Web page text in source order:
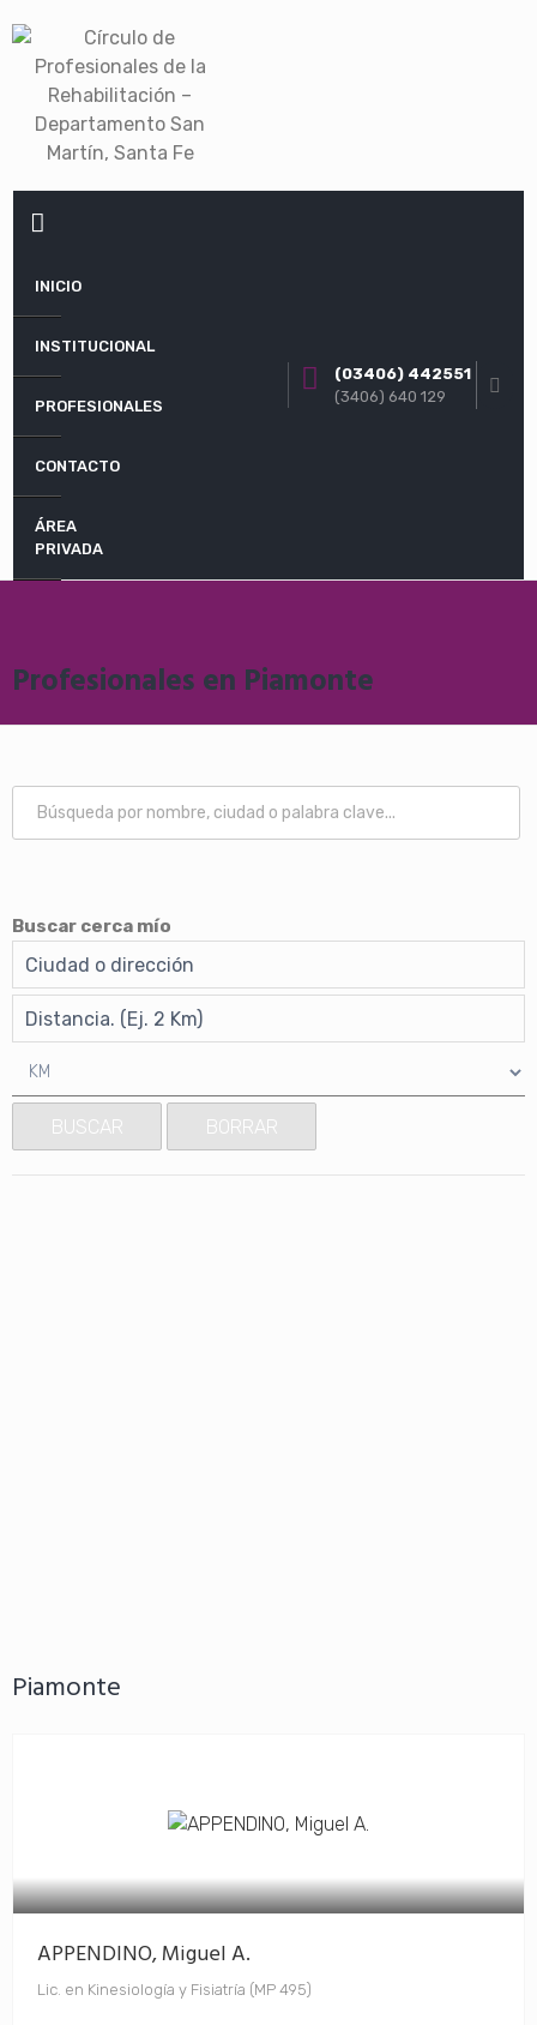
to
content
INICIO
INSTITUCIONAL
PROFESIONALES
CONTACTO
ÁREA
PRIVADA
(03406) 442551
(3406) 640 129
Profesionales en Piamonte
Buscar cerca mío
BUSCAR BORRAR
Piamonte
APPENDINO, Miguel A.
Lic. en Kinesiología y Fisiatría (MP 495)